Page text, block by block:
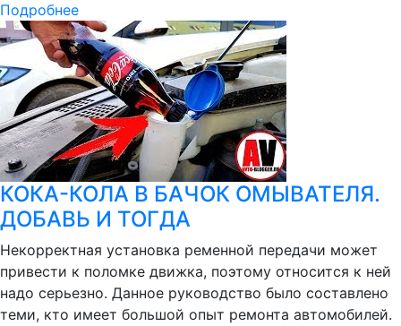
Подробнее
КОКА-КОЛА В БАЧОК ОМЫВАТЕЛЯ.
ДОБАВЬ И ТОГДА
Некорректная установка ременной передачи может
привести к поломке движка, поэтому относится к ней
надо серьезно. Данное руководство было составлено
теми, кто имеет большой опыт ремонта автомобилей.